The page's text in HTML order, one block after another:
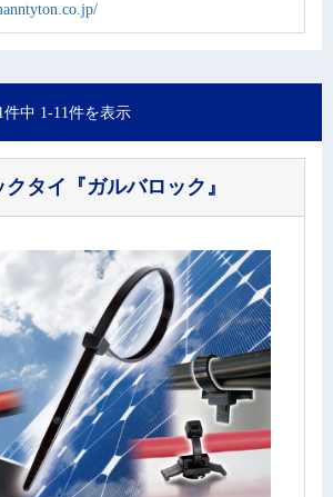
件中 1-11件を表示
クタイ 『ガルバロック』